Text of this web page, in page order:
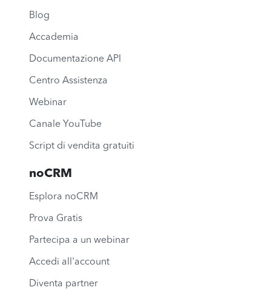
Blog
Accademia
Documentazione API
Centro Assistenza
Webinar
Canale YouTube
Script di vendita gratuiti
noCRM
Esplora noCRM
Prova Gratis
Partecipa a un webinar
Accedi all'account
Diventa partner